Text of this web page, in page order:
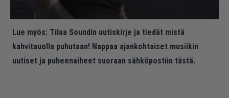
Lue myös: Tilaa Soundin uutiskirje ja tiedät mistä
kahvitauolla puhutaan! Nappaa ajankohtaiset musiikin
uutiset ja puheenaiheet suoraan sähköpostiin tästä.